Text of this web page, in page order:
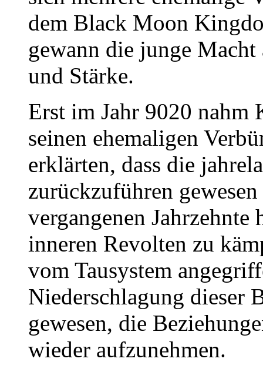
dem Black Moon
gewann die junge
und Stärke.
Erst im Jahr 9020
seinen ehemaligen
erklärten, dass die
zurückzuführen
vergangenen Jahrzehnte
inneren Revolten zu
vom Tausystem
Niederschlagung dieser
gewesen, die
wieder aufzunehmen.